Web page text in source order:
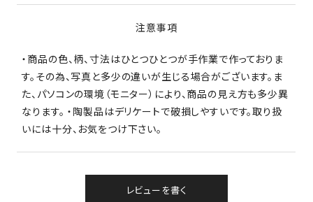
注意事項
・商品の色、柄、寸法はひとつひとつが手作業で作っておりま
す。その為、写真と多少の違いが生じる場合がございます。ま
た、パソコンの環境（モニター）により、商品の見え方も多少異
なります。 ・陶製品はデリケートで破損しやすいです。取り扱
いには十分、お気をつけ下さい。
レビューを書く